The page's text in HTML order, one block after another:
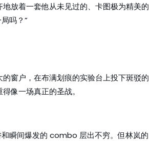
放着一套他从未见过的、卡图极为精美的
吗？”
窗户，在布满划痕的实验台上投下斑驳的
像一场真正的圣战。
瞬间爆发的 combo 层出不穷。但林岚的